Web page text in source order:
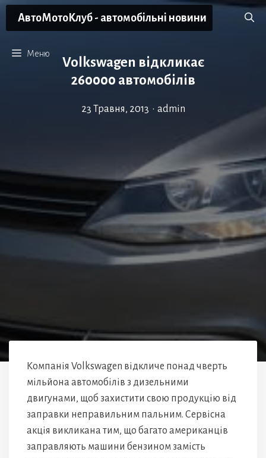
Перейти
АвтоМотоКлуб - автомобільні новини
Меню
Volkswagen відкликає
260000 автомобілів
23 Травня, 2013 • admin
Компанія Volkswagen відкличе понад чверть
мільйона автомобілів з дизельними
двигунами, щоб захистити свою продукцію від
заправки неправильним пальним. Сервісна
акція викликана тим, що багато американців
заправляють машини бензином замість